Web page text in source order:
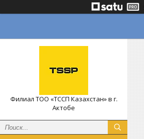
Филиал ТОО «ТССП Казахстан» в г.
Актобе